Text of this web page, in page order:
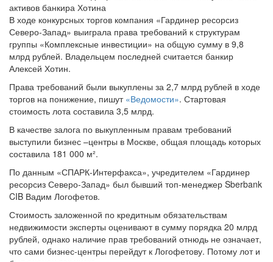
В ходе конкурсных торгов компания «Гардинер ресорсиз
Северо-Запад» выиграла права требований к структурам
группы «Комплексные инвестиции» на общую сумму в 9,8
млрд рублей. Владельцем последней считается банкир
Алексей Хотин.
Права требований были выкуплены за 2,7 млрд рублей в ходе
торгов на понижение, пишут«Ведомости» . Стартовая
стоимость лота составила 3,5 млрд.
В качестве залога по выкупленным правам требований
выступили бизнес –центры в Москве, общая площадь которых
составила 181 000 м².
По данным «СПАРК-Интерфакса», учредителем «Гардинер
ресорсиз Северо-Запад» был бывший топ-менеджер Sberbank
CIB Вадим Логофетов.
Стоимость заложенной по кредитным обязательствам
недвижимости эксперты оценивают в сумму порядка 20 млрд
рублей, однако наличие прав требований отнюдь не означает,
что сами бизнес-центры перейдут к Логофетову. Потому лот и
был оценен так низко.